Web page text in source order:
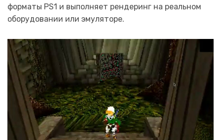
форматы PS1 и выполняет рендеринг на реальном
оборудовании или эмуляторе.